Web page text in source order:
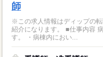
師
※この求人情報はディップの
紹介になります。 ■仕事内容
す。 ・病棟内におい...